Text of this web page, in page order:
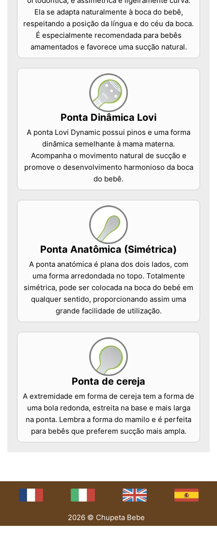
Ela se adapta naturalmente à boca do bebê,
respeitando a posição da língua e do céu da boca.
É especialmente recomendada para bebês
amamentados e favorece uma sucção natural.
Ponta Dinâmica Lovi
A ponta Lovi Dynamic possui pinos e uma forma
dinâmica semelhante à mama materna.
Acompanha o movimento natural de sucção e
promove o desenvolvimento harmonioso da boca
do bebê.
Ponta Anatômica (Simétrica)
A ponta anatómica é plana dos dois lados, com
uma forma arredondada no topo. Totalmente
simétrica, pode ser colocada na boca do bebé em
qualquer sentido, proporcionando assim uma
grande facilidade de utilização.
Ponta de cereja
A extremidade em forma de cereja tem a forma de
uma bola redonda, estreita na base e mais larga
na ponta. Lembra a forma do mamilo e é perfeita
para bebês que preferem sucção mais ampla.
2026 © Chupeta Bebe